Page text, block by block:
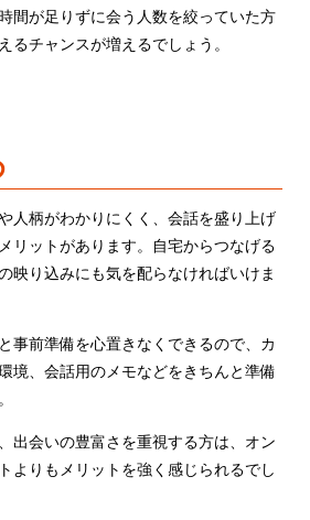
間が足りずに会う人数を絞っていた方
るチャンスが増えるでしょう。
人柄がわかりにくく、会話を盛り上げ
リットがあります。自宅からつなげる
映り込みにも気を配らなければいけま
事前準備を心置きなくできるので、カ
境、会話用のメモなどをきちんと準備
出会いの豊富さを重視する方は、オン
よりもメリットを強く感じられるでし